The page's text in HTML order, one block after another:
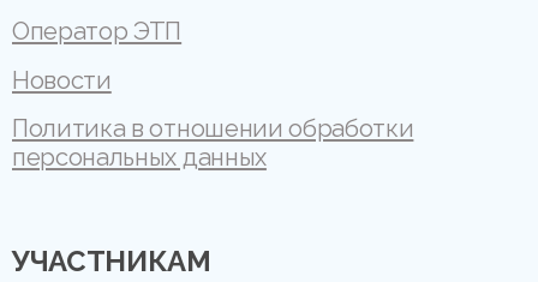
Оператор ЭТП
Новости
Политика в отношении обработки
персональных данных
УЧАСТНИКАМ